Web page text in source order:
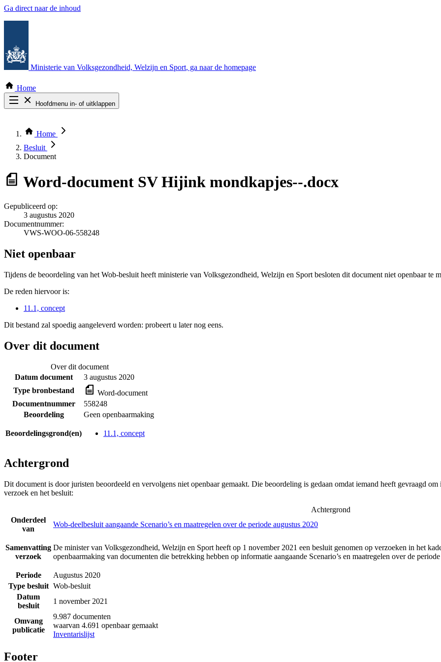
Ga direct naar de inhoud
Ministerie van Volksgezondheid, Welzijn en Sport, ga naar de homepage
Home
Hoofdmenu in- of uitklappen
Thema COVID-19
Bekijk per bestuursorgaan
Home
Besluit
Document
Word-document SV Hijink mondkapjes--.docx
Gepubliceerd op:
3 augustus 2020
Documentnummer:
VWS-WOO-06-558248
Niet openbaar
Tijdens de beoordeling van het Wob-besluit heeft ministerie van Volksgezondheid, Welzijn en Sport besloten dit document niet openbaar te
De reden hiervoor is:
11.1, concept
Dit bestand zal spoedig aangeleverd worden: probeert u later nog eens.
Over dit document
Over dit document
Datum document
3 augustus 2020
Type bronbestand
Word-document
Documentnummer
558248
Beoordeling
Geen openbaarmaking
Beoordelingsgrond(en) 11.1, concept
Achtergrond
Dit document is door juristen beoordeeld en vervolgens niet openbaar gemaakt. Die beoordeling is gedaan omdat iemand heeft gevraagd
verzoek en het besluit:
Achtergrond
Onderdeel
van
Wob-deelbesluit aangaande Scenario’s en maatregelen over de periode augustus 2020
Samenvatting
verzoek
De minister van Volksgezondheid, Welzijn en Sport heeft op 1 november 2021 een besluit genomen op verzoeken in het
openbaarmaking van documenten die betrekking hebben op informatie aangaande Scenario’s en maatregelen over de
Periode
Augustus 2020
Type besluit Wob-besluit
Datum
besluit
1 november 2021
Omvang
publicatie
9.987 documenten
waarvan 4.691 openbaar gemaakt
Inventarislijst
Footer